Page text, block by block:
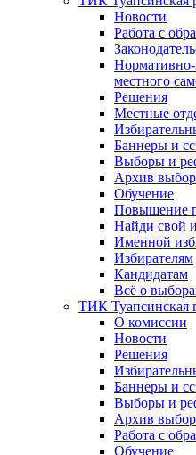
Новости
Работа с
Нормативно-
местного
Решения
Местные
Баннеры и
Выборы и
Архив
Обучение
Повышение
Найди свой
Именной
Избирателям
Кандидатам
Всё о
ТИК Туапсинская
О комиссии
Новости
Решения
Баннеры и
Выборы и
Архив
Работа с
Обучение